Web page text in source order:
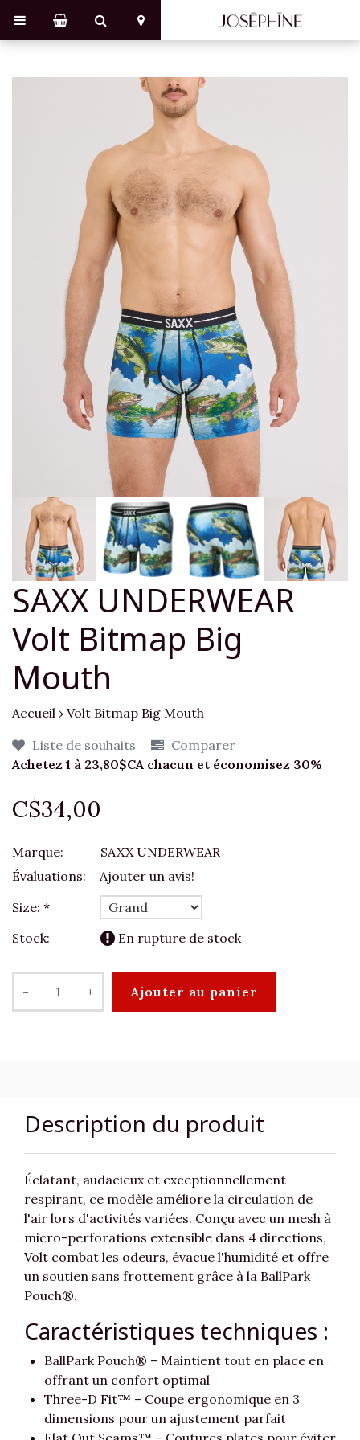
SAXX UNDERWEAR
Volt Bitmap Big
Mouth
Accueil › Volt Bitmap Big Mouth
Liste de souhaits
Comparer
Achetez 1 à 23,80$CA chacun et économisez 30%
C$34,00
Marque:
SAXX UNDERWEAR
Évaluations:
Ajouter un avis!
Size: *
Stock:
En rupture de stock
- + Ajouter au panier
Description du produit
Éclatant, audacieux et exceptionnellement
respirant, ce modèle améliore la circulation de
l'air lors d'activités variées. Conçu avec un mesh à
micro-perforations extensible dans 4 directions,
Volt combat les odeurs, évacue l'humidité et offre
un soutien sans frottement grâce à la BallPark
Pouch®.
Caractéristiques techniques :
BallPark Pouch® – Maintient tout en place en
offrant un confort optimal
Three-D Fit™ – Coupe ergonomique en 3
dimensions pour un ajustement parfait